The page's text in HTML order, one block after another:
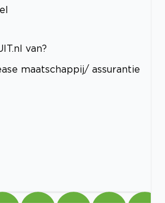
van?
maatschappij/ assurantie